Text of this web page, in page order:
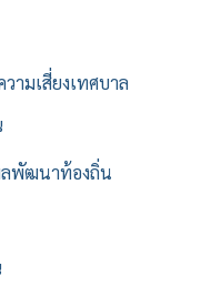
ามเสี่ยงเทศบาล
ลพัฒนาท้องถิ่น